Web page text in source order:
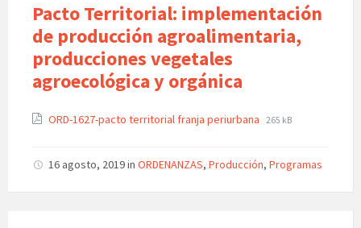
Pacto Territorial: implementación
de producción agroalimentaria,
producciones vegetales
agroecológica y orgánica
ORD-1627-pacto territorial franja periurbana 265 kB
16 agosto, 2019in ORDENANZAS, Producción, Programas